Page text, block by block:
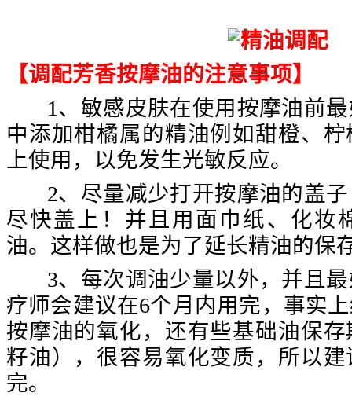
【调配芳香按摩油的注意事项】
1、敏感皮肤在使用按摩油前最
中添加柑橘属的精油例如甜橙、
上使用，以免发生光敏反应。
2、尽量减少打开按摩油的盖子
尽快盖上！并且用面巾纸、化妆
油。这样做也是为了延长精油的保
3、每次调油少量以外，并且最
疗师会建议在6个月内用完，事实
按摩油的氧化，还有些基础油保
籽油），很容易氧化变质，所以
完。